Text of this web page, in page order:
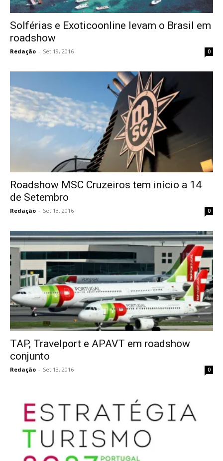
Solférias e Exoticoonline levam o Brasil em
roadshow
Redação - Set 19, 2016 0
Roadshow MSC Cruzeiros tem início a 14
de Setembro
Redação - Set 13, 2016 0
TAP, Travelport e APAVT em roadshow
conjunto
Redação - Set 13, 2016 0